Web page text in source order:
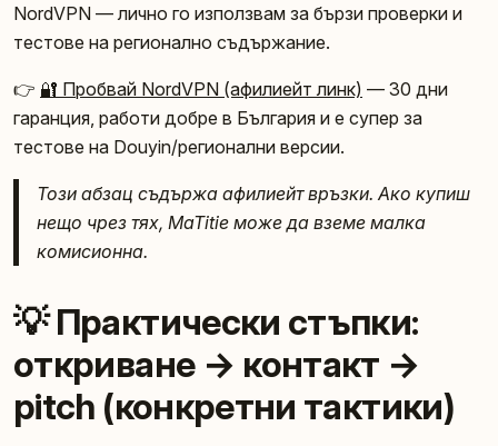
NordVPN — лично го използвам за бързи проверки и
тестове на регионално съдържание.
👉 🔐 Пробвай NordVPN (афилиейт линк) — 30 дни
гаранция, работи добре в България и е супер за
тестове на Douyin/регионални версии.
Този абзац съдържа афилиейт връзки. Ако купиш
нещо чрез тях, MaTitie може да вземе малка
комисионна.
💡 Практически стъпки:
откриване → контакт →
pitch (конкретни тактики)